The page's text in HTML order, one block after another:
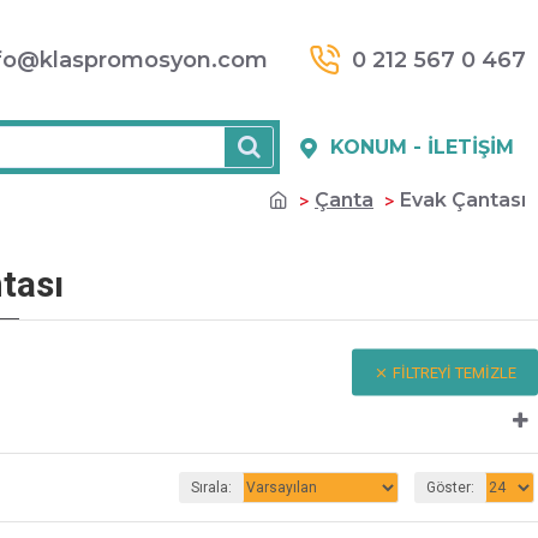
0 212 567 0 467
KONUM - İLETIŞIM
Çanta Evak Çantası
FILTREYI TEMIZLE
Sırala: Göster: